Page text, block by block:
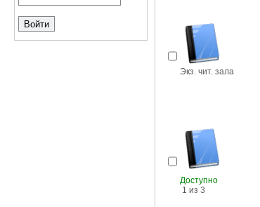
Экз. чит. зала
Доступно
1 из 3